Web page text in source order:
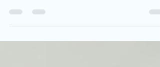
catarata la cual consiste en la extracción de la...